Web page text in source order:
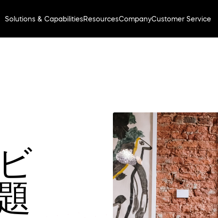
Solutions & Capabilities ResourcesCompanyCustomer Service